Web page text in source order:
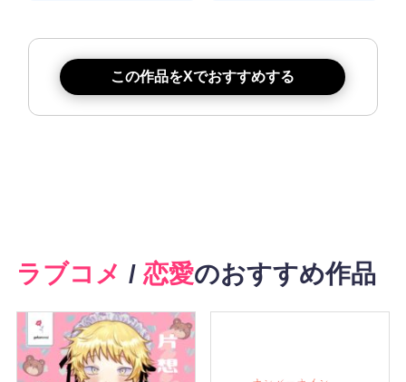
この作品をXでおすすめする
ラブコメ / 恋愛のおすすめ作品